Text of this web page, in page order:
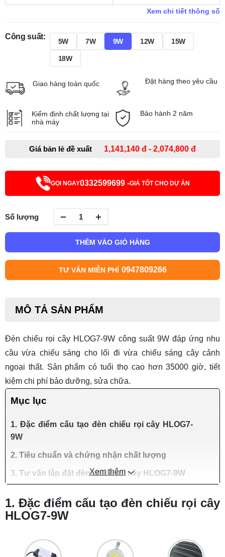
Xem chi tiết thông số
Công suất:
5W 7W 9W 12W 15W
18W
Giao hàng toàn quốc Đặt hàng theo yêu cầu
Kiểm định chất lượng tại
nhà máy
Bảo hành 2 năm
Giá bản lẻ đề xuất 1,141,140 đ - 2,074,800 đ
GỌI NGAY0332599699 -GIÁ TỐT CHO DỰ ÁN
Số lượng
THÊM VÀO GIỎ HÀNG
TƯ VẤN MIỄN PHÍ 0947809266
MÔ TẢ SẢN PHẨM
Đèn chiếu rọi cây HLOG7-9W công suất 9W đáp ứng nhu
cầu vừa chiếu sáng cho lối đi vừa chiếu sáng cây cảnh
ngoại thất. Sản phẩm có tuổi thọ cao hơn 35000 giờ, tiết
kiệm chi phí bảo dưỡng, sửa chữa.
Mục lục
1. Đặc điểm cấu tạo đèn chiếu rọi cây HLOG7-
9W
2. Tiêu chuẩn và chứng nhận chất lượng
3. Tư vấn lắp đặt đèn chiếu rọi cây HLOG7-9W
Xem thêm
1. Đặc điểm cấu tạo đèn chiếu rọi cây
HLOG7-9W